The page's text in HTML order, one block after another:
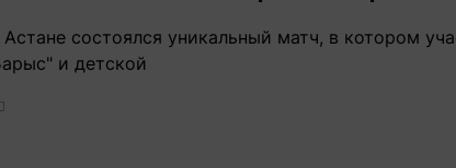
состоялся уникальный матч, в котором
и детской